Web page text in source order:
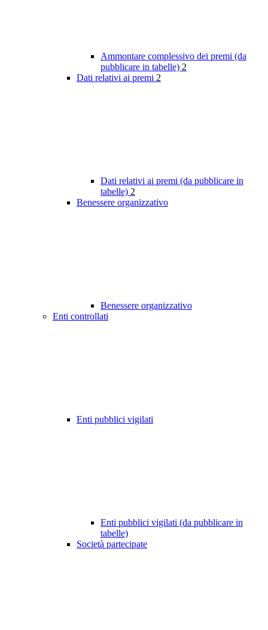
Ammontare complessivo dei premi (da
pubblicare in tabelle) 2
Dati relativi ai premi 2
Dati relativi ai premi (da pubblicare in
tabelle) 2
Benessere organizzativo
Benessere organizzativo
Enti controllati
Enti pubblici vigilati
Enti pubblici vigilati (da pubblicare in
tabelle)
Società partecipate